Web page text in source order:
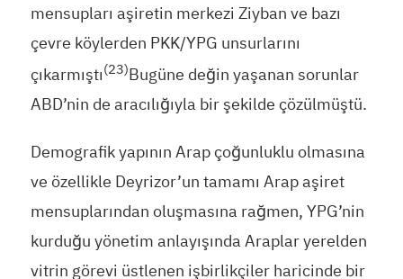
mensupları aşiretin merkezi Ziyban ve bazı
çevre köylerden PKK/YPG unsurlarını
çıkarmıştı(23)Bugüne değin yaşanan sorunlar
ABD’nin de aracılığıyla bir şekilde çözülmüştü.
Demografik yapının Arap çoğunluklu olmasına
ve özellikle Deyrizor’un tamamı Arap aşiret
mensuplarından oluşmasına rağmen, YPG’nin
kurduğu yönetim anlayışında Araplar yerelden
vitrin görevi üstlenen işbirlikçiler haricinde bir